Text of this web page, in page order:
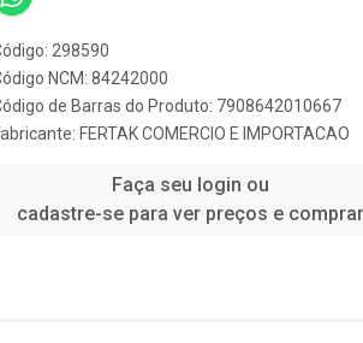
298590
NCM: 84242000
de Barras do Produto: 7908642010667
FERTAK COMERCIO E IMPORTACAO
Faça seu login ou
cadastre-se para ver preços e comprar